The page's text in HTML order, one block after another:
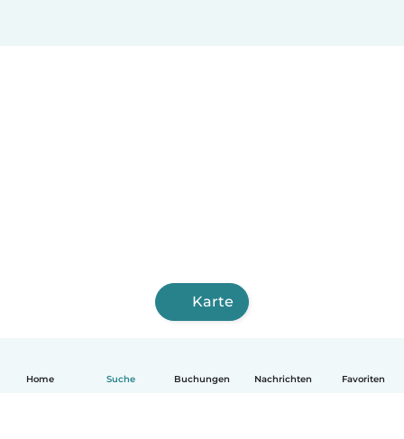
Home Suche Buchungen Nachrichten Favoriten
Karte